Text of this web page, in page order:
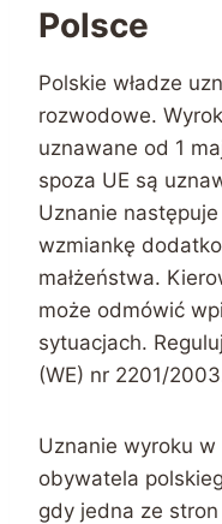
Polsce
Polskie władze
rozwodowe.
uznawane od 1
spoza UE są
Uznanie
wzmiankę
małżeństwa.
może odmówić
sytuacjach.
(WE) nr 2201/
Uznanie wyroku
obywatela
gdy jedna ze